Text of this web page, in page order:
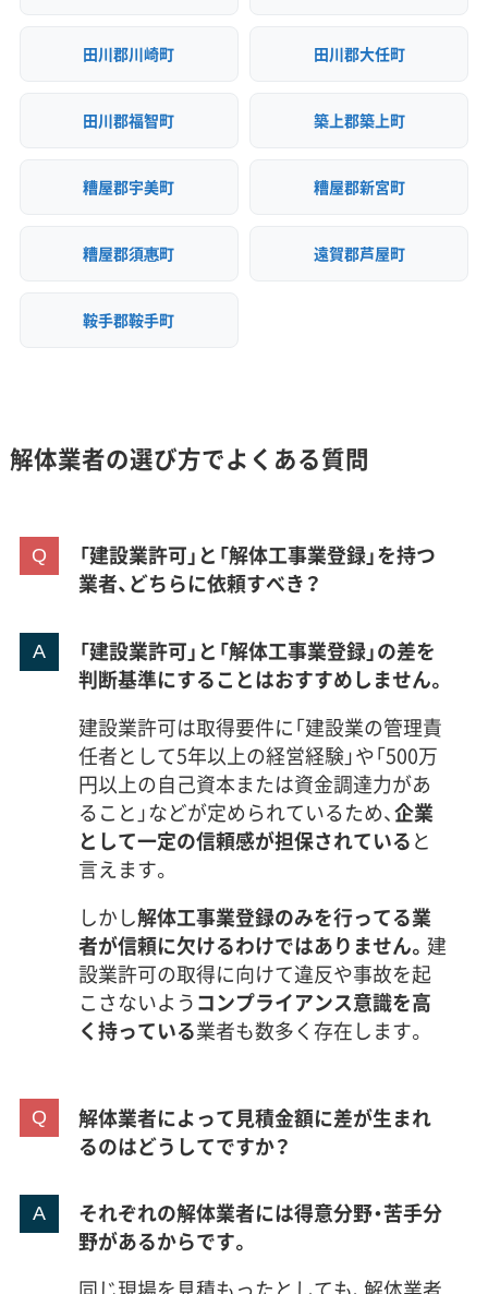
田川郡川崎町 田川郡大任町
田川郡福智町 築上郡築上町
糟屋郡宇美町 糟屋郡新宮町
糟屋郡須惠町 遠賀郡芦屋町
鞍手郡鞍手町
解体業者の選び方でよくある質問
「建設業許可」と「解体工事業登録」を持つ
業者、どちらに依頼すべき？
「建設業許可」と「解体工事業登録」の差を
判断基準にすることはおすすめしません。
建設業許可は取得要件に「建設業の管理責
任者として5年以上の経営経験」や「500万
円以上の自己資本または資金調達力があ
ること」などが定められているため、企業
として一定の信頼感が担保されていると
言えます。
しかし解体工事業登録のみを行ってる業
者が信頼に欠けるわけではありません。 建
設業許可の取得に向けて違反や事故を起
こさないようコンプライアンス意識を高
く持っている業者も数多く存在します。
解体業者によって見積金額に差が生まれ
るのはどうしてですか？
それぞれの解体業者には得意分野・苦手分
野があるからです。